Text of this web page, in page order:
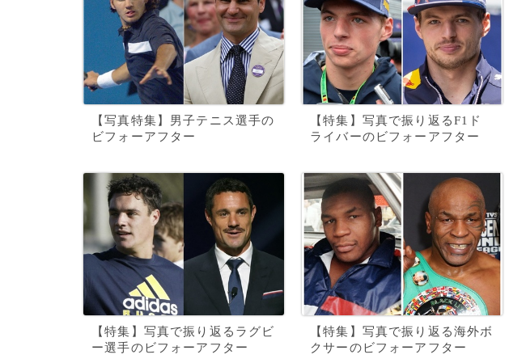
【写真特集】男子テニス選手の
ビフォーアフター
【特集】写真で振り返るF1ド
ライバーのビフォーアフター
【特集】写真で振り返るラグビ
ー選手のビフォーアフター
【特集】写真で振り返る海外ボ
クサーのビフォーアフター